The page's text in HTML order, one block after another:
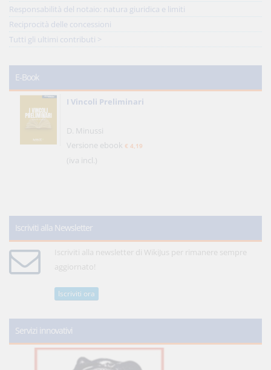
Responsabilità del notaio: natura giuridica e limiti
Reciprocità delle concessioni
Tutti gli ultimi contributi >
E-Book
I Vincoli Preliminari
D. Minussi
Versione ebook € 4,19
(iva incl.)
Iscriviti alla Newsletter
Iscriviti alla newsletter di WikiJus per rimanere sempre
aggiornato!
Iscriviti ora
Servizi innovativi